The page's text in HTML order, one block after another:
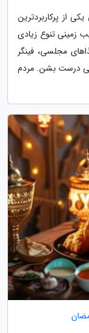
از پرکاربردترین
زمینی تنوع زیادی
مجلسی، فینگر
درست بشن. مردم